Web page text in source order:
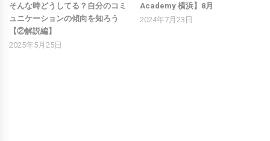
そんな時どうしてる？自分のコミ
ュニケーションの傾向を知ろう
【②解説編】
2025年5月25日
Academy 横浜】8月
2024年7月23日